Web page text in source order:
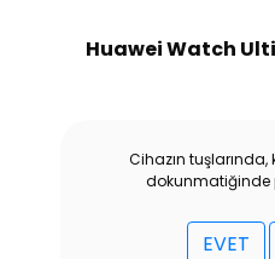
Huawei Watch
Cihazın
dokunmatiğinde
EVET